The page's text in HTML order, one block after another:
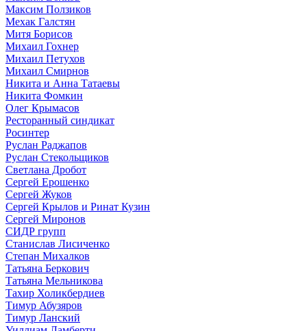
Максим Ползиков
Мехак Галстян
Митя Борисов
Михаил Гохнер
Михаил Петухов
Михаил Смирнов
Никита и Анна Татаевы
Никита Фомкин
Олег Крымасов
Ресторанный синдикат
Росинтер
Руслан Раджапов
Руслан Стекольщиков
Светлана Дробот
Сергей Ерошенко
Сергей Жуков
Сергей Крылов и Ринат Кузин
Сергей Миронов
СИДР групп
Станислав Лисиченко
Степан Михалков
Татьяна Беркович
Татьяна Мельникова
Тахир Холикбердиев
Тимур Абузяров
Тимур Ланский